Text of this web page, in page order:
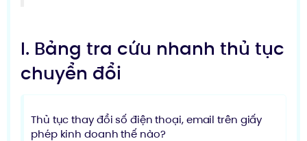
I. Bảng tra cứu nhanh thủ tục
chuyển đổi
Thủ tục thay đổi số điện thoại, email trên giấy
phép kinh doanh thế nào?